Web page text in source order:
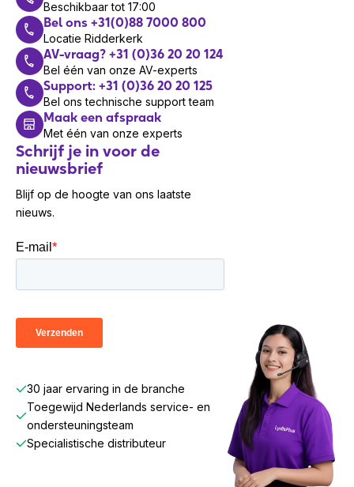
Beschikbaar tot 17:00
Bel ons +31(0)88 7000 800
Locatie Ridderkerk
AV-vraag? +31 (0)36 20 20 124
Bel één van onze AV-experts
Support: +31 (0)36 20 20 125
Bel ons technische support team
Maak een afspraak
Met één van onze experts
Schrijf je in voor de
nieuwsbrief
Blijf op de hoogte van ons laatste
nieuws.
30 jaar ervaring in de branche
Toegewijd Nederlands service- en
ondersteuningsteam
Specialistische distributeur